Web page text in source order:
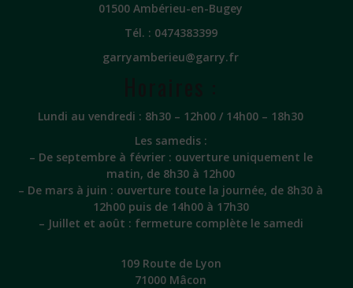
01500 Ambérieu-en-Bugey
Tél. : 0474383399
garryamberieu@garry.fr
Lundi au vendredi : 8h30 – 12h00 / 14h00 – 18h30
Les samedis :
– De septembre à février : ouverture uniquement le
matin, de 8h30 à 12h00
– De mars à juin : ouverture toute la journée, de 8h30 à
12h00 puis de 14h00 à 17h30
– Juillet et août : fermeture complète le samedi
109 Route de Lyon
71000 Mâcon